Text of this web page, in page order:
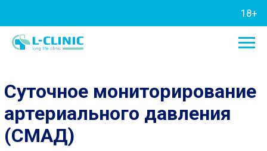
артериального давления
(СМАД)
Достоверная информация о
значениях и колебаниях давления в